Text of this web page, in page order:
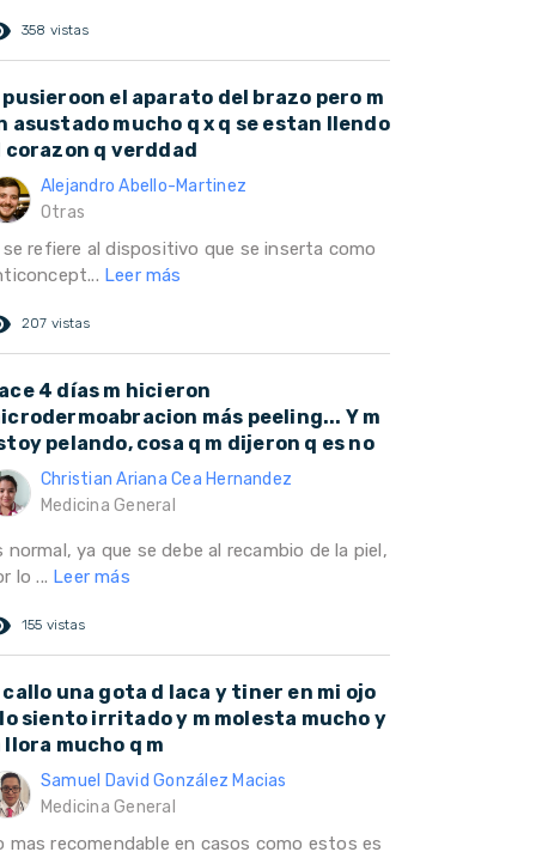
358 vistas
pusieroon el aparato del brazo pero m
asustado mucho q x q se estan llendo
corazon q verddad
Alejandro Abello-Martinez
Otras
se refiere al dispositivo que se inserta como
Leer más
207 vistas
4 días m hicieron
más peeling... Y m
pelando, cosa q m dijeron q es no
Christian Ariana Cea Hernandez
Medicina General
normal, ya que se debe al recambio de la piel,
lo ... Leer más
155 vistas
callo una gota d laca y tiner en mi ojo
siento irritado y m molesta mucho y
llora mucho q m
Samuel David González Macias
Medicina General
mas recomendable en casos como estos es